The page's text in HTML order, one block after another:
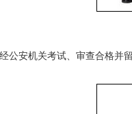
安机关考试、审查合格并留